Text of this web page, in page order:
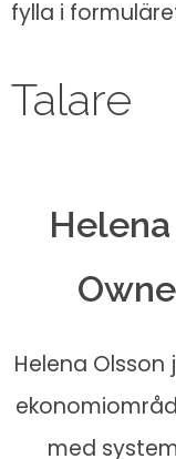
fylla i
Talare
Helena
med